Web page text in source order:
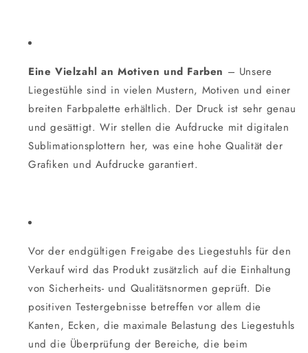
Eine Vielzahl an Motiven und Farben – Unsere
Liegestühle sind in vielen Mustern, Motiven und einer
breiten Farbpalette erhältlich. Der Druck ist sehr genau
und gesättigt. Wir stellen die Aufdrucke mit digitalen
Sublimationsplottern her, was eine hohe Qualität der
Grafiken und Aufdrucke garantiert.
Vor der endgültigen Freigabe des Liegestuhls für den
Verkauf wird das Produkt zusätzlich auf die Einhaltung
von Sicherheits- und Qualitätsnormen geprüft. Die
positiven Testergebnisse betreffen vor allem die
Kanten, Ecken, die maximale Belastung des Liegestuhls
und die Überprüfung der Bereiche, die beim